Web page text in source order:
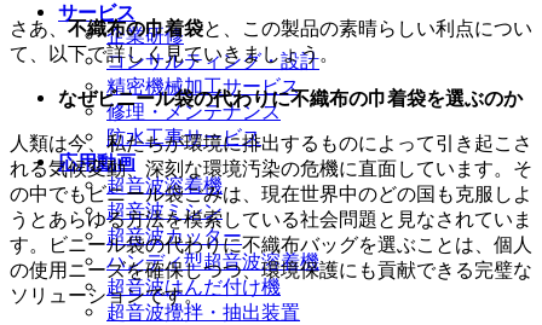
サービス
企業研修
コンサルティング・設計
精密機械加工サービス
修理・メンテナンス
防水工事サービス
応用動画
超音波溶着機
超音波ミシン
超音波カッター
ハンディ型超音波溶着機
超音波はんだ付け機
超音波攪拌・抽出装置
さあ、不織布の巾着袋と、この製品の素晴らしい利点につい
て、以下で詳しく見ていきましょう。
なぜビニール袋の代わりに不織布の巾着袋を選ぶのか
人類は今、私たちが環境に排出するものによって引き起こさ
れる気候変動、深刻な環境汚染の危機に直面しています。そ
の中でもビニール袋ごみは、現在世界中のどの国も克服しよ
うとあらゆる方法を模索している社会問題と見なされていま
す。ビニール袋の代わりに不織布バッグを選ぶことは、個人
の使用ニーズを確保しつつ、環境保護にも貢献できる完璧な
ソリューションです。